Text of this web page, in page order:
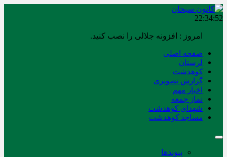
22:34:52
امروز : افزونه جلالی را نصب کنید.
صفحه اصلی
لرستان
کوهدشت
گزارش تصویری
اخبار مهم
نماز جمعه
شهدای کوهدشت
مساجد کوهدشت
پیوندها